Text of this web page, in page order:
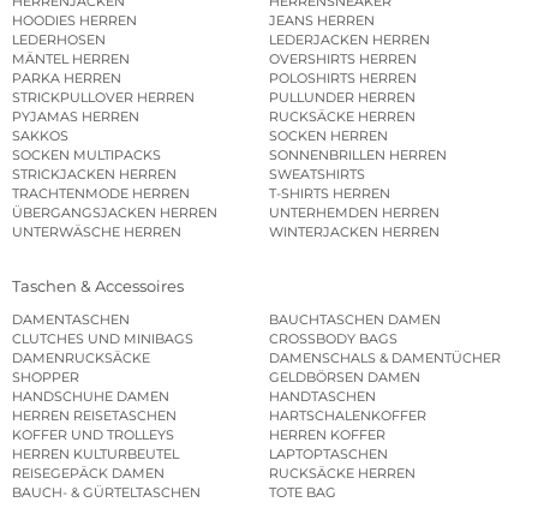
HOODIES HERREN
JEANS HERREN
LEDERHOSEN
LEDERJACKEN HERREN
MÄNTEL HERREN
OVERSHIRTS HERREN
PARKA HERREN
POLOSHIRTS HERREN
STRICKPULLOVER HERREN
PULLUNDER HERREN
PYJAMAS HERREN
RUCKSÄCKE HERREN
SAKKOS
SOCKEN HERREN
SOCKEN MULTIPACKS
SONNENBRILLEN HERREN
STRICKJACKEN HERREN
SWEATSHIRTS
TRACHTENMODE HERREN
T-SHIRTS HERREN
ÜBERGANGSJACKEN HERREN
UNTERHEMDEN HERREN
UNTERWÄSCHE HERREN
WINTERJACKEN HERREN
Taschen & Accessoires
DAMENTASCHEN
BAUCHTASCHEN DAMEN
CLUTCHES UND MINIBAGS
CROSSBODY BAGS
DAMENRUCKSÄCKE
DAMENSCHALS & DAMENTÜCHER
SHOPPER
GELDBÖRSEN DAMEN
HANDSCHUHE DAMEN
HANDTASCHEN
HERREN REISETASCHEN
HARTSCHALENKOFFER
KOFFER UND TROLLEYS
HERREN KOFFER
HERREN KULTURBEUTEL
LAPTOPTASCHEN
REISEGEPÄCK DAMEN
RUCKSÄCKE HERREN
BAUCH- & GÜRTELTASCHEN
TOTE BAG